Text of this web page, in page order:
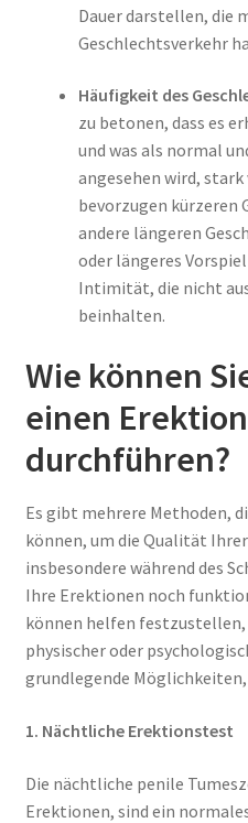
Dauer darstellen, die
Geschlechtsverkehr
Häufigkeit des
zu betonen, dass es
und was als normal
angesehen wird, stark
bevorzugen kürzeren
andere längeren
oder längeres
Intimität, die nicht
beinhalten.
Wie können
einen
durchführen?
Es gibt mehrere Methoden,
können, um die Qualität
insbesondere während des
Ihre Erektionen noch
können helfen
physischer oder
grundlegende Möglichkeiten,
1. Nächtliche Erektionstest
Die nächtliche penile
Erektionen, sind ein